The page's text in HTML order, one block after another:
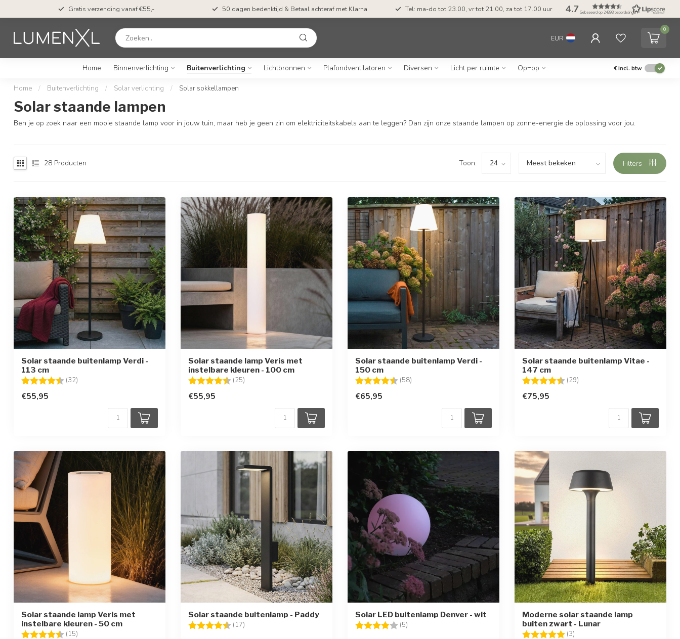
Gratis verzending vanaf €55,- 50 dagen bedenktijd & Betaal achteraf met Klarna Tel: ma-do tot 23.00, vr tot 21.00, za tot 17.00 uur 4.7 Gebaseerd op 24393 beoordelingen
EUR
0
Home Binnenverlichting Buitenverlichting Lichtbronnen Plafondventilatoren Diversen Licht per ruimte Op=op €Incl. btw
Home / Buitenverlichting / Solar verlichting / Solar sokkellampen
Solar staande lampen
Ben je op zoek naar een mooie staande lamp voor in jouw tuin, maar heb je geen zin om elektriciteitskabels aan te leggen? Dan zijn onze staande lampen op zonne-energie de oplossing voor jou.
28 Producten Toon: Filters
Solar staande buitenlamp Verdi -
113 cm
Beoordeling: (32)
€55,95
Solar staande lamp Veris met
instelbare kleuren - 100 cm
Beoordeling: (25)
€55,95
Solar staande buitenlamp Verdi -
150 cm
Beoordeling: (58)
€65,95
Solar staande buitenlamp Vitae -
147 cm
Beoordeling: (29)
€75,95
Solar staande lamp Veris met
instelbare kleuren - 50 cm
Beoordeling: (15)
Solar staande buitenlamp - Paddy
Beoordeling: (17)
Solar LED buitenlamp Denver - wit
Beoordeling: (5)
Moderne solar staande lamp
buiten zwart - Lunar
Beoordeling: (3)